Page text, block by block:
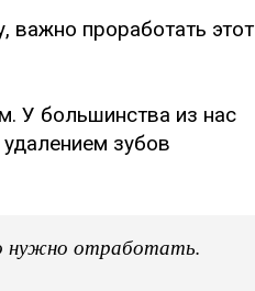
важно проработать этот
У большинства из нас
зубов
нужно отработать.